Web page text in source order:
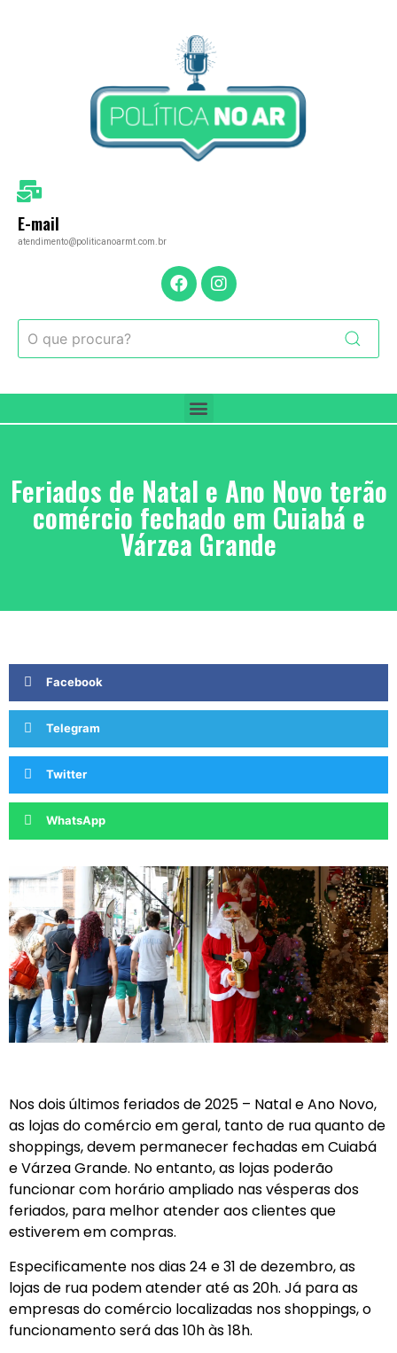
E-mail
atendimento@politicanoarmt.com.br
Feriados de Natal e Ano Novo terão
comércio fechado em Cuiabá e
Várzea Grande
Facebook
Telegram
Twitter
WhatsApp
Nos dois últimos feriados de 2025 – Natal e Ano Novo,
as lojas do comércio em geral, tanto de rua quanto de
shoppings, devem permanecer fechadas em Cuiabá
e Várzea Grande. No entanto, as lojas poderão
funcionar com horário ampliado nas vésperas dos
feriados, para melhor atender aos clientes que
estiverem em compras.
Especificamente nos dias 24 e 31 de dezembro, as
lojas de rua podem atender até as 20h. Já para as
empresas do comércio localizadas nos shoppings, o
funcionamento será das 10h às 18h.